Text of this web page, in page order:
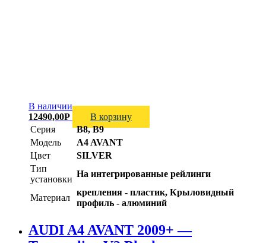
В наличии
12490,00Р
В корзину
Серия
B8, B9
Модель
A4 AVANT
Цвет
SILVER
Тип
установки
На интегрированные рейлинги
Материал
крепления - пластик, Крыловидный
профиль - алюминий
AUDI A4 AVANT 2009+ —